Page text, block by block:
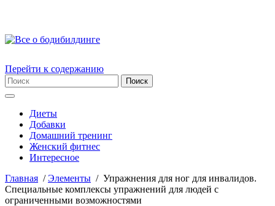
Перейти к содержанию
Диеты
Добавки
Домашний тренинг
Женский фитнес
Интересное
Главная /Элементы / Упражнения для ног для инвалидов.
Специальные комплексы упражнений для людей с
ограниченными возможностями